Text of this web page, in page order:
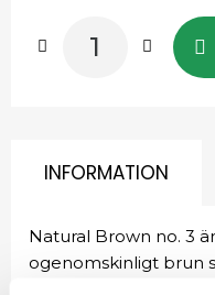
INFORMATION
Natural Brown no. 3
ogenomskinligt brun